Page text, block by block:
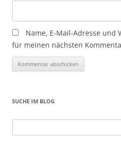
Name, E-Mail-Adresse und
für meinen nächsten
SUCHE IM BLOG
nach: